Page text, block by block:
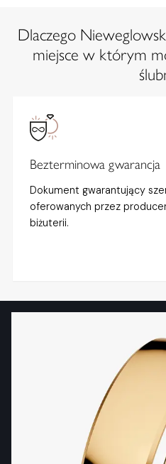
Dlaczego
miejsce w którym
Bezterminowa gwarancja
Dokument gwarantujący
oferowanych przez
biżuterii.